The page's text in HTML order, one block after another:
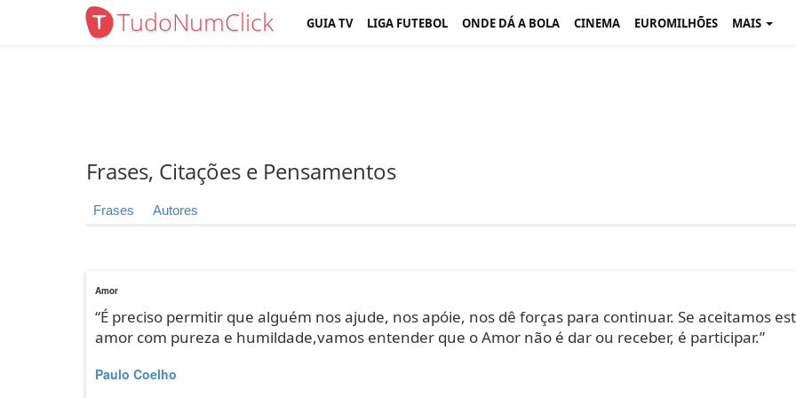
TudoNumClick GUIA TV LIGA FUTEBOL ONDE DÁ A BOLA CINEMA EUROMILHÕES MAIS
Frases, Citações e Pensamentos
Frases Autores
Amor
“É preciso permitir que alguém nos ajude, nos apóie, nos dê forças para continuar. Se aceitamos
amor com pureza e humildade,vamos entender que o Amor não é dar ou receber, é participar.”
Paulo Coelho